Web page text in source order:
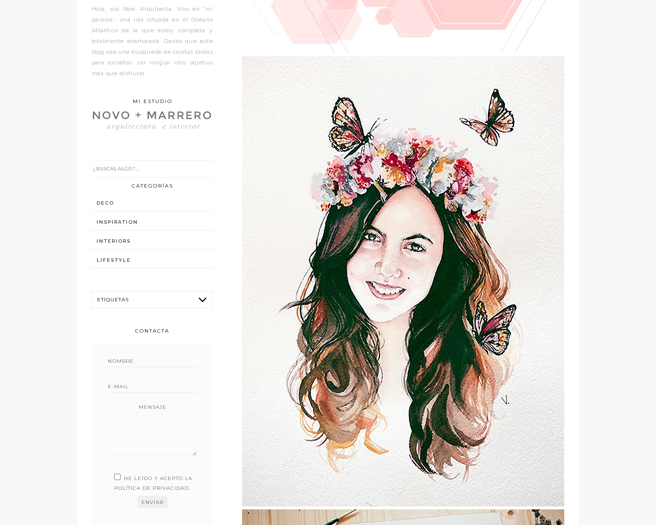
Hola, soy Noe. Arquitecta. Vivo en “mi
paraíso”, una isla situada en el Océano
Atlántico de la que estoy completa y
totalmente enamorada. Deseo que este
blog sea una búsqueda de cositas lindas
para enseñar, sin ningún otro objetivo
más que disfrutar.
MI ESTUDIO
CATEGORÍAS
DECO
INSPIRATION
INTERIORS
LIFESTYLE
CONTACTA
MENSAJE
HE LEÍDO Y ACEPTO LA
POLÍTICA DE PRIVACIDAD.